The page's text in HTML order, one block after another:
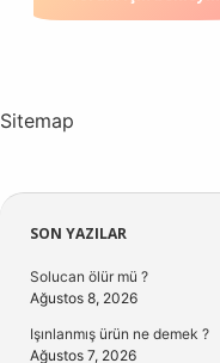
Sitemap
Sidebar
SON YAZILAR
Solucan ölür mü ?
Ağustos 8, 2026
Işınlanmış ürün ne demek ?
Ağustos 7, 2026